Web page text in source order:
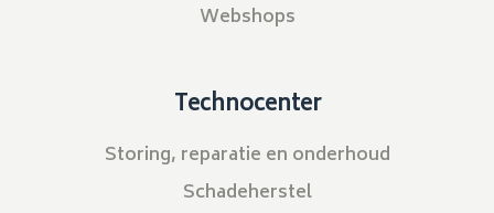
Webshops
Technocenter
Storing, reparatie en onderhoud
Schadeherstel